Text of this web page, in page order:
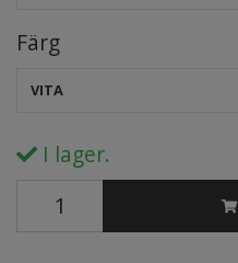
Färg
VITA
I lager.